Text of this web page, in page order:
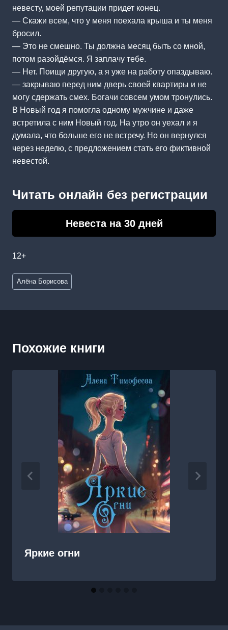
невесту, моей репутации придет конец.
— Скажи всем, что у меня поехала крыша и ты меня
бросил.
— Это не смешно. Ты должна месяц быть со мной,
потом разойдёмся. Я заплачу тебе.
— Нет. Поищи другую, а я уже на работу опаздываю.
— закрываю перед ним дверь своей квартиры и не
могу сдержать смех. Богачи совсем умом тронулись.
В Новый год я помогла одному мужчине и даже
встретила с ним Новый год. На утро он уехал и я
думала, что больше его не встречу. Но он вернулся
через неделю, с предложением стать его фиктивной
невестой.
Читать онлайн без регистрации
Невеста на 30 дней
12+
Метки
записи:
Алёна Борисова
Похожие книги
Яркие огни